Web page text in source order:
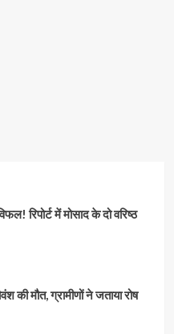
रिपोर्ट में मोसाद के दो वरिष्ठ
की मौत, ग्रामीणों ने जताया रोष